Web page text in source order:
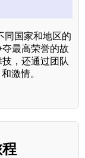
同国家和地区的
最高荣誉的故
，还通过团队
激情。